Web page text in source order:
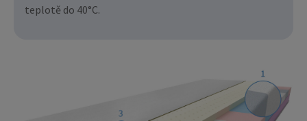
teplotě do 40°C.